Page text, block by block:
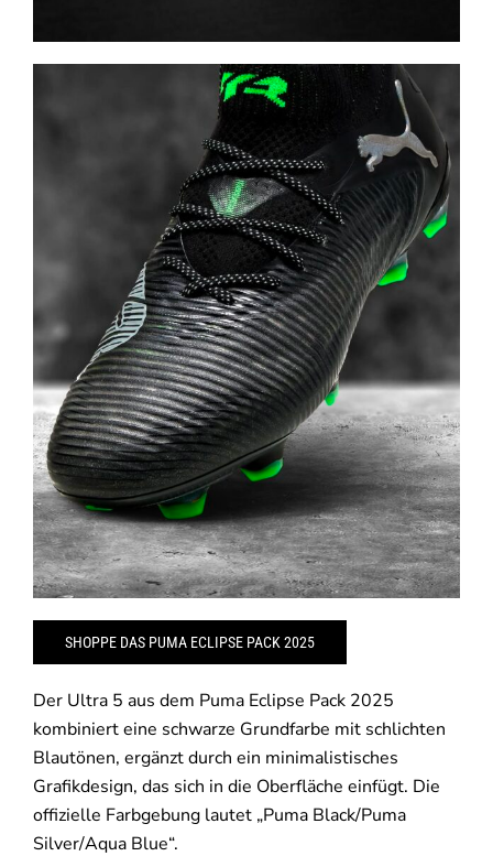
SHOPPE DAS PUMA ECLIPSE PACK 2025
Der Ultra 5 aus dem Puma Eclipse Pack 2025
kombiniert eine schwarze Grundfarbe mit schlichten
Blautönen, ergänzt durch ein minimalistisches
Grafikdesign, das sich in die Oberfläche einfügt. Die
offizielle Farbgebung lautet „Puma Black/Puma
Silver/Aqua Blue“.